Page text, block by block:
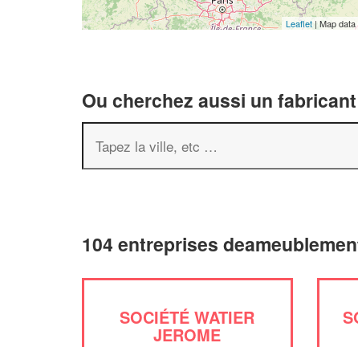
Leaflet | Map
Ou cherchez aussi un
104 entreprises
SOCIÉTÉ WATIER
JEROME